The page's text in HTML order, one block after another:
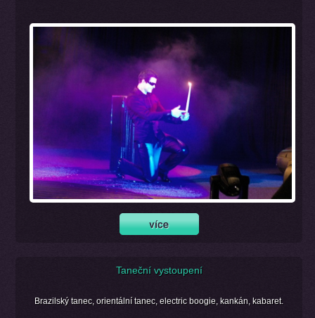
Taneční vystoupení
Brazilský tanec, orientální tanec, electric boogie, kankán, kabaret.